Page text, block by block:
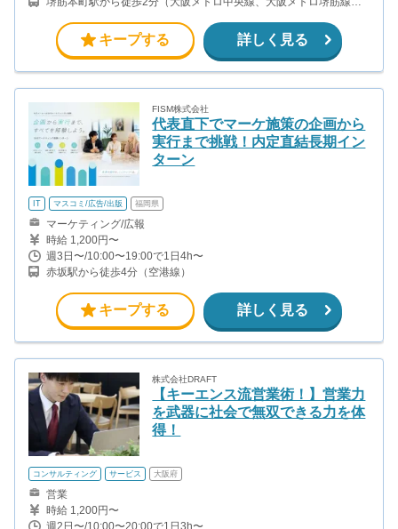
阪メトロ四つ橋線）
キープする 詳しく見る
FISM株式会社
代表直下でマーケ施策の企画から
実行まで挑戦！内定直結長期イン
ターン
IT マスコミ/広告/出版 福岡県
マーケティング/広報
時給 1,200円〜
週3日〜/10:00〜19:00で1日4h〜
赤坂駅から徒歩4分（空港線）
キープする 詳しく見る
株式会社DRAFT
【キーエンス流営業術！】営業力
を武器に社会で無双できる力を体
得！
コンサルティング サービス 大阪府
営業
時給 1,200円〜
週2日〜/10:00〜20:00で1日3h〜